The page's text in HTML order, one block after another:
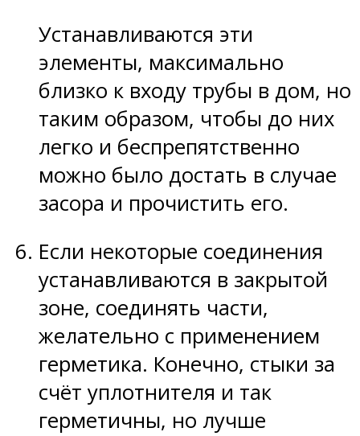
Устанавливаются эти
элементы, максимально
близко к входу трубы в дом, но
таким образом, чтобы до них
легко и беспрепятственно
можно было достать в случае
засора и прочистить его.
Если некоторые соединения
устанавливаются в закрытой
зоне, соединять части,
желательно с применением
герметика. Конечно, стыки за
счёт уплотнителя и так
герметичны, но лучше